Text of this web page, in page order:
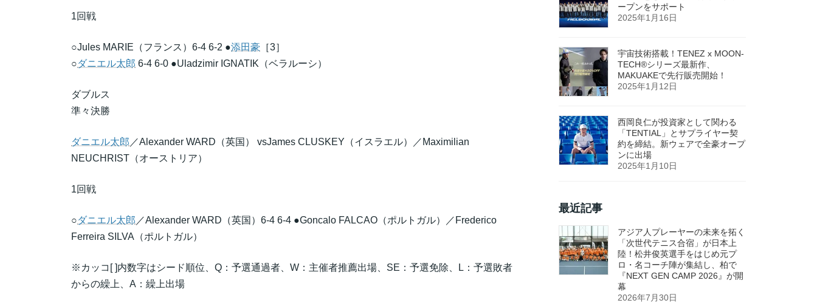
1回戦
○Jules MARIE（フランス）6-4 6-2 ●添田豪 ［3］
○ダニエル太郎 6-4 6-0 ●Uladzimir IGNATIK（ベラルーシ）
ダブルス
準々決勝
ダニエル太郎 ／Alexander WARD（英国） vsJames CLUSKEY（イスラエル）／Maximilian
NEUCHRIST（オーストリア）
1回戦
○ダニエル太郎 ／Alexander WARD（英国）6-4 6-4 ●Goncalo FALCAO（ポルトガル）／Frederico
Ferreira SILVA（ポルトガル）
※カッコ[ ]内数字はシード順位、Q：予選通過者、W：主催者推薦出場、SE：予選免除、L：予選敗者
からの繰上、A：繰上出場
ープンをサポート
2025年1月16日
宇宙技術搭載！TENEZ x MOON-
TECH®シリーズ最新作、
MAKUAKEで先行販売開始！
2025年1月12日
西岡良仁が投資家として関わる
「TENTIAL」とサプライヤー契
約を締結。新ウェアで全豪オープ
ンに出場
2025年1月10日
最近記事
アジア人プレーヤーの未来を拓く
「次世代テニス合宿」が日本上
陸！松井俊英選手をはじめ元プ
ロ・名コーチ陣が集結し、柏で
『NEXT GEN CAMP 2026』が開
幕
2026年7月30日